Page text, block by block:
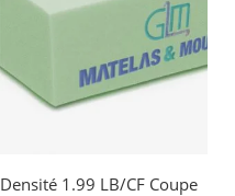
Densité 1.99 LB/CF Coupe